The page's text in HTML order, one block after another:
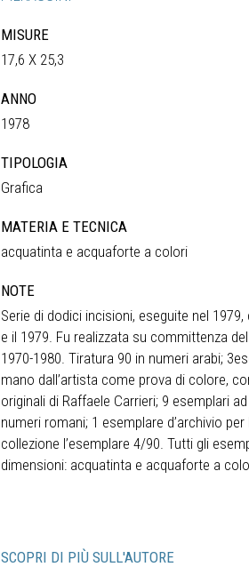
MISURE
17,6 X 25,3
ANNO
1978
TIPOLOGIA
Grafica
MATERIA E TECNICA
acquatinta e acquaforte a colori
NOTE
Serie di dodici incisioni, eseguite nel
e il 1979. Fu realizzata su committenza
1970-1980. Tiratura 90 in numeri arabi;
mano dall’artista come prova di colore,
originali di Raffaele Carrieri; 9 esemplari
numeri romani; 1 esemplare d’archivio
collezione l’esemplare 4/90. Tutti gli
dimensioni: acquatinta e acquaforte a
SCOPRI DI PIÙ SULL'AUTORE